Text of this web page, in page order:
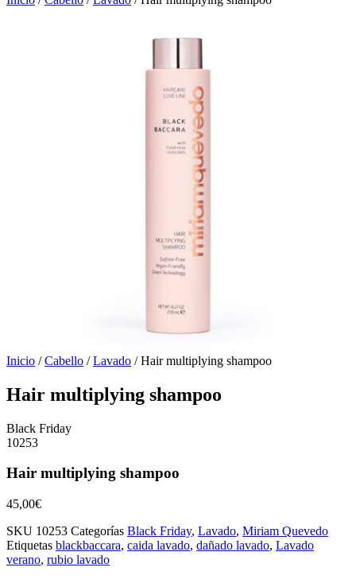
Inicio /Cabello /Lavado / Hair multiplying shampoo
Hair multiplying shampoo
Black Friday
10253
Hair multiplying shampoo
45,00€
SKU 10253 Categorías Black Friday, Lavado, Miriam Quevedo
Etiquetas blackbaccara, caida lavado, dañado lavado, Lavado
verano, rubio lavado